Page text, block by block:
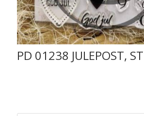
PD 01238 JULEPOST,